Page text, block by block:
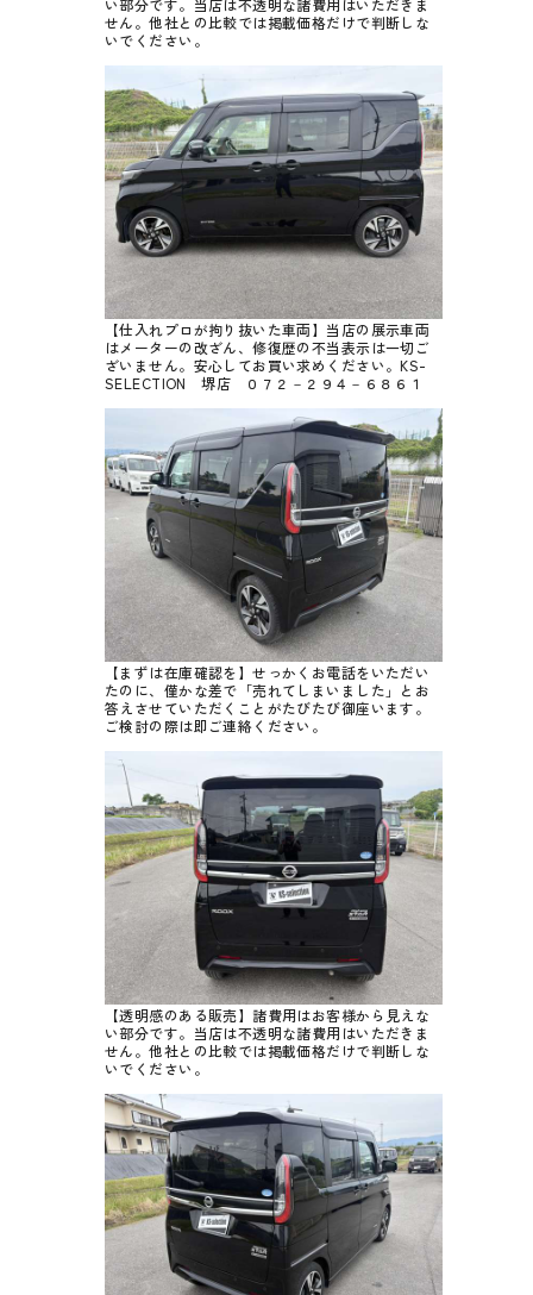
せん。他社との比較では掲載価格だけで判断しな
いでください。
【仕入れプロが拘り抜いた車両】当店の展示車両
はメーターの改ざん、修復歴の不当表示は一切ご
ざいません。安心してお買い求めください。KS-
SELECTION 堺店 ０７２－２９４－６８６１
【まずは在庫確認を】せっかくお電話をいただい
たのに、僅かな差で「売れてしまいました」とお
答えさせていただくことがたびたび御座います。
ご検討の際は即ご連絡ください。
【透明感のある販売】諸費用はお客様から見えな
い部分です。当店は不透明な諸費用はいただきま
せん。他社との比較では掲載価格だけで判断しな
いでください。